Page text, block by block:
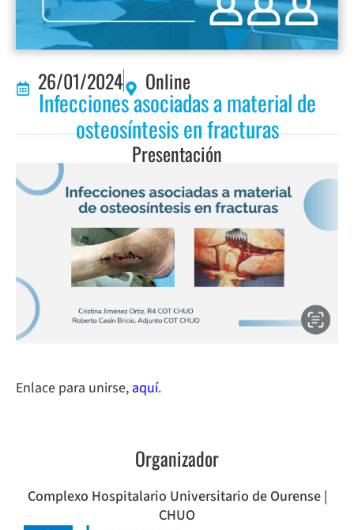
26/01/2024 Online
Infecciones asociadas a material de
osteosíntesis en fracturas
Presentación
Enlace para unirse, aquí.
Organizador
Complexo Hospitalario Universitario de Ourense |
CHUO